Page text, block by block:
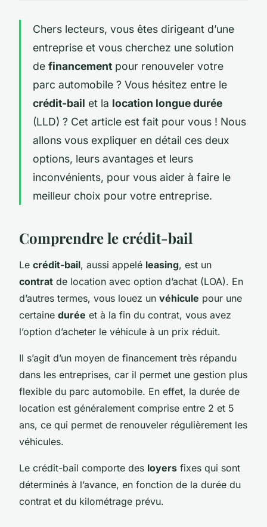
Chers lecteurs, vous êtes dirigeant d’une
entreprise et vous cherchez une solution
de financement pour renouveler votre
parc automobile ? Vous hésitez entre le
crédit-bail et la location longue durée
(LLD) ? Cet article est fait pour vous ! Nous
allons vous expliquer en détail ces deux
options, leurs avantages et leurs
inconvénients, pour vous aider à faire le
meilleur choix pour votre entreprise.
Comprendre le crédit-bail
Le crédit-bail, aussi appelé leasing, est un
contrat de location avec option d’achat (LOA). En
d’autres termes, vous louez un véhicule pour une
certaine durée et à la fin du contrat, vous avez
l’option d’acheter le véhicule à un prix réduit.
Il s’agit d’un moyen de financement très répandu
dans les entreprises, car il permet une gestion plus
flexible du parc automobile. En effet, la durée de
location est généralement comprise entre 2 et 5
ans, ce qui permet de renouveler régulièrement les
véhicules.
Le crédit-bail comporte des loyers fixes qui sont
déterminés à l’avance, en fonction de la durée du
contrat et du kilométrage prévu.